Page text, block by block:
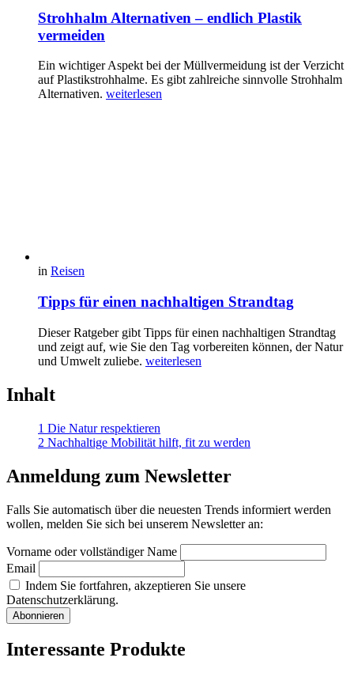
Strohhalm Alternativen – endlich Plastik
vermeiden
Ein wichtiger Aspekt bei der Müllvermeidung ist der Verzicht
auf Plastikstrohhalme. Es gibt zahlreiche sinnvolle Strohhalm
Alternativen. weiterlesen
in Reisen
Tipps für einen nachhaltigen Strandtag
Dieser Ratgeber gibt Tipps für einen nachhaltigen Strandtag
und zeigt auf, wie Sie den Tag vorbereiten können, der Natur
und Umwelt zuliebe. weiterlesen
Inhalt
1 Die Natur respektieren
2 Nachhaltige Mobilität hilft, fit zu werden
Anmeldung zum Newsletter
Falls Sie automatisch über die neuesten Trends informiert werden
wollen, melden Sie sich bei unserem Newsletter an:
Vorname oder vollständiger Name
Email
Indem Sie fortfahren, akzeptieren Sie unsere
Datenschutzerklärung.
Interessante Produkte